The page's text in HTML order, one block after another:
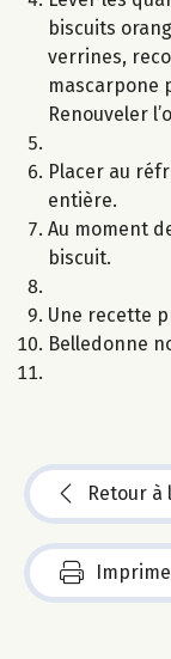
biscuits
verrines,
mascarpone
Renouveler
Placer au
entière.
Au moment
biscuit.
Une recette
Belledonne
Retour à